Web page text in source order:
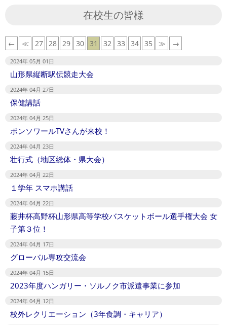
在校生の皆様
← ≪ 27 28 29 30 31 32 33 34 35 ≫ →
2024年 05月 01日
山形県縦断駅伝競走大会
2024年 04月 27日
保健講話
2024年 04月 25日
ボンソワールTVさんが来校！
2024年 04月 23日
壮行式（地区総体・県大会）
2024年 04月 22日
１学年 スマホ講話
2024年 04月 22日
藤井杯高野杯山形県高等学校バスケットボール選手権大会 女
子第３位！
2024年 04月 17日
グローバル専攻交流会
2024年 04月 15日
2023年度ハンガリー・ソルノク市派遣事業に参加
2024年 04月 12日
校外レクリエーション（3年食調・キャリア）